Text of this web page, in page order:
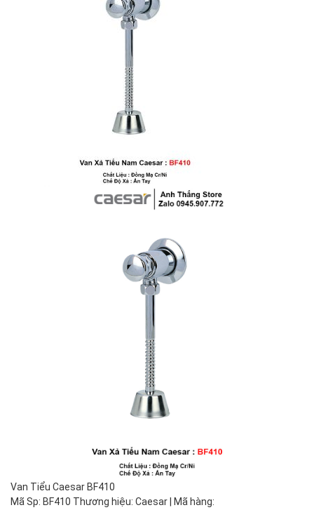
Van Tiểu Caesar BF410
Mã Sp: BF410 Thương hiệu: Caesar | Mã hàng: